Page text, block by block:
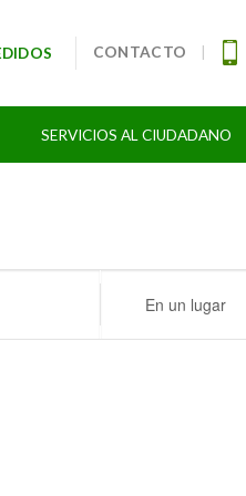
CONTACTO |
SERVICIOS AL CIUDADANO
Ingresa
Busca